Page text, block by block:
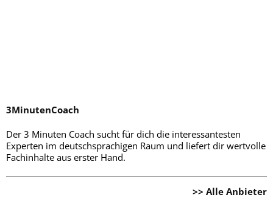
3MinutenCoach
Der 3 Minuten Coach sucht für dich die interessantesten
Experten im deutschsprachigen Raum und liefert dir wertvolle
Fachinhalte aus erster Hand.
>> Alle Anbieter